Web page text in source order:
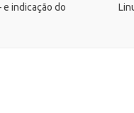
e indicação do